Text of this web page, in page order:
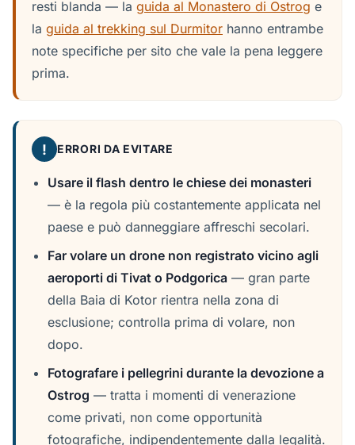
resti blanda — la guida al Monastero di Ostrog e
la guida al trekking sul Durmitor hanno entrambe
note specifiche per sito che vale la pena leggere
prima.
! ERRORI DA EVITARE
Usare il flash dentro le chiese dei monasteri
— è la regola più costantemente applicata nel
paese e può danneggiare affreschi secolari.
Far volare un drone non registrato vicino agli
aeroporti di Tivat o Podgorica — gran parte
della Baia di Kotor rientra nella zona di
esclusione; controlla prima di volare, non
dopo.
Fotografare i pellegrini durante la devozione a
Ostrog — tratta i momenti di venerazione
come privati, non come opportunità
fotografiche, indipendentemente dalla legalità.